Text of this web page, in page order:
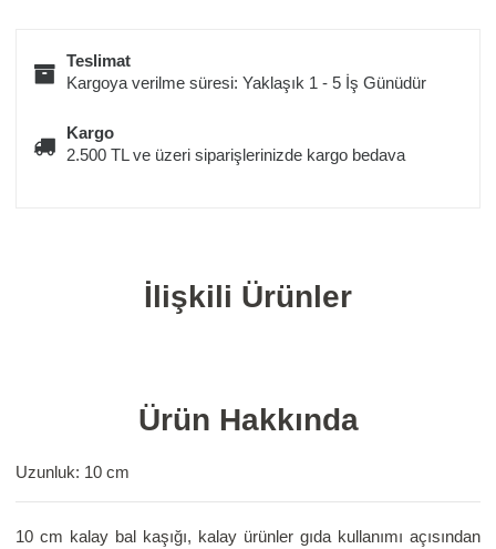
Teslimat
Kargoya verilme süresi: Yaklaşık 1 - 5 İş Günüdür
Kargo
2.500 TL ve üzeri siparişlerinizde kargo bedava
İlişkili Ürünler
Ürün Hakkında
Uzunluk: 10 cm
10 cm kalay bal kaşığı, kalay ürünler gıda kullanımı açısından